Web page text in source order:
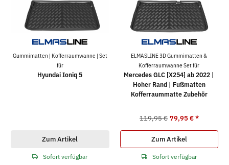
Gummimatten | Kofferraumwanne | Set
für
Hyundai Ioniq 5
Zum Artikel
Sofort verfügbar
ELMASLINE 3D Gummimatten &
Kofferraumwanne Set für
Mercedes GLC [X254] ab 2022 |
Hoher Rand | Fußmatten
Kofferraummatte Zubehör
119,95 € 79,95 €*
Zum Artikel
Sofort verfügbar